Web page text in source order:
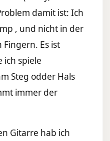
damit ist: Ich
, und nicht in der
Es ist
ich spiele
Steg odder Hals
immer der
Gitarre hab ich